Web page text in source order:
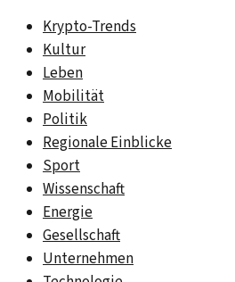
Krypto-Trends
Kultur
Leben
Mobilität
Politik
Regionale Einblicke
Sport
Wissenschaft
Energie
Gesellschaft
Unternehmen